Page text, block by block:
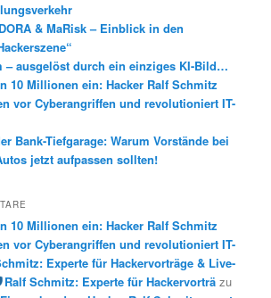
& MaRisk – Einblick in den
– ausgelöst durch ein einziges KI-Bild…
10 Millionen ein: Hacker Ralf Schmitz
vor Cyberangriffen und revolutioniert IT-
Bank-Tiefgarage: Warum Vorstände bei
jetzt aufpassen sollten!
10 Millionen ein: Hacker Ralf Schmitz
vor Cyberangriffen und revolutioniert IT-
Experte für Hackervorträge & Live-
Ralf Schmitz: Experte für Hackervorträzu